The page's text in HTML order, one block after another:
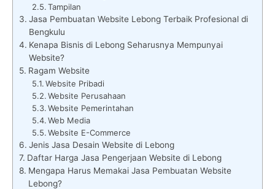
Tampilan
Jasa Pembuatan Website Lebong Terbaik Profesional di
Bengkulu
Kenapa Bisnis di Lebong Seharusnya Mempunyai
Website?
Ragam Website
Website Pribadi
Website Perusahaan
Website Pemerintahan
Web Media
Website E-Commerce
Jenis Jasa Desain Website di Lebong
Daftar Harga Jasa Pengerjaan Website di Lebong
Mengapa Harus Memakai Jasa Pembuatan Website
Lebong?